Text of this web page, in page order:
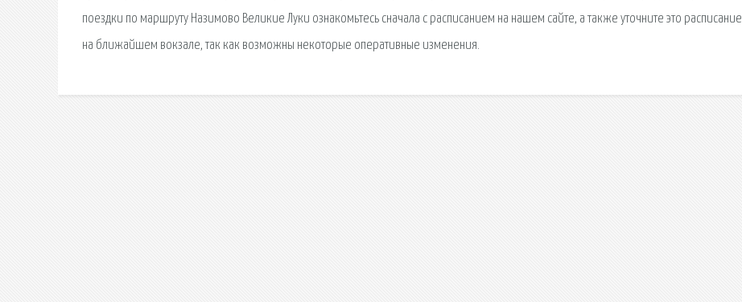
поездки по маршруту Назимово Великие Луки ознакомьтесь сначала с расписанием на нашем сайте, а также уточните это расписание
на ближайшем вокзале, так как возможны некоторые оперативные изменения.